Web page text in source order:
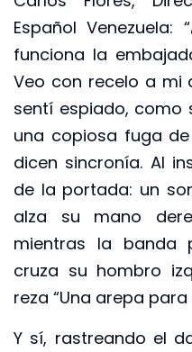
Español Venezuela:
funciona la
Veo con recelo a mi
sentí espiado, como
una copiosa fuga
dicen sincronía. Al
de la portada: un
alza su mano
mientras la banda
cruza su hombro
reza “Una arepa
Y sí, rastreando el